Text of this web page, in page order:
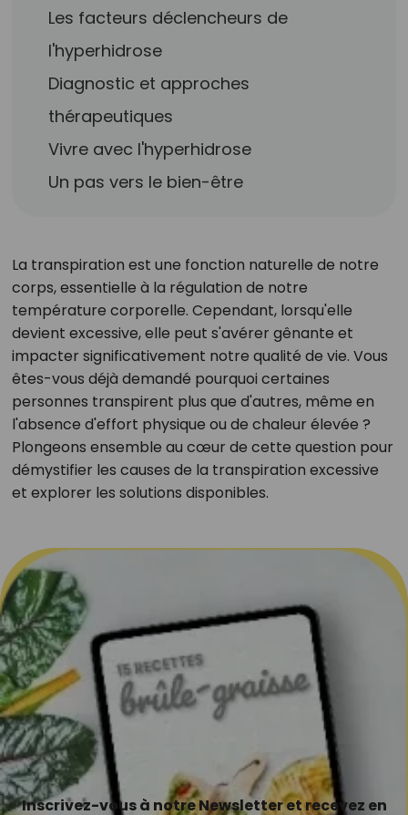
Les facteurs déclencheurs de
l'hyperhidrose
Diagnostic et approches
thérapeutiques
Vivre avec l'hyperhidrose
Un pas vers le bien-être
La transpiration est une fonction naturelle de notre
corps, essentielle à la régulation de notre
température corporelle. Cependant, lorsqu'elle
devient excessive, elle peut s'avérer gênante et
impacter significativement notre qualité de vie. Vous
êtes-vous déjà demandé pourquoi certaines
personnes transpirent plus que d'autres, même en
l'absence d'effort physique ou de chaleur élevée ?
Plongeons ensemble au cœur de cette question pour
démystifier les causes de la transpiration excessive
et explorer les solutions disponibles.
Inscrivez-vous à notre Newsletter et recevez en